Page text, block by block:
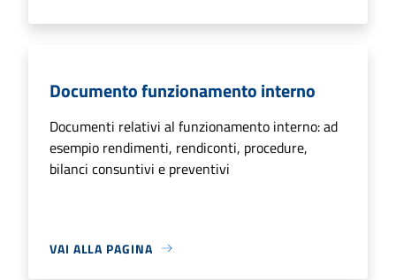
Documento funzionamento interno
Documenti relativi al funzionamento interno: ad
esempio rendimenti, rendiconti, procedure,
bilanci consuntivi e preventivi
VAI ALLA PAGINA